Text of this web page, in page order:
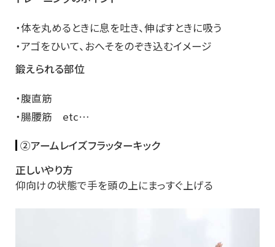
・体を丸めるときに息を吐き、伸ばすときに吸う
・アゴをひいて、おへそをのぞき込むイメージ
鍛えられる部位
・腹直筋
・腸腰筋 etc…
②アームレイズフラッターキック
正しいやり方
仰向けの状態で手を頭の上にまっすぐ上げる